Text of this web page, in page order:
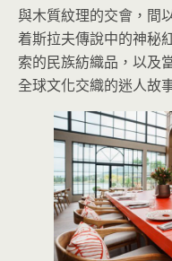
與木質紋理的交會，間
着斯拉夫傳說中的神秘
索的民族紡織品，以及
全球文化交織的迷人故